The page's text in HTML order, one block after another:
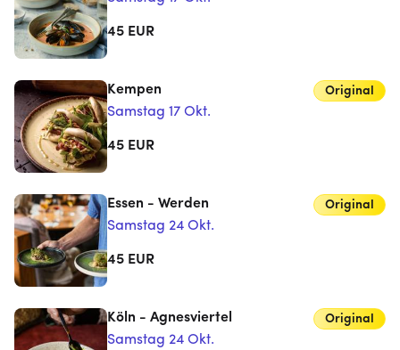
45 EUR
Kempen
Samstag 17 Okt.
Original
45 EUR
Essen - Werden
Samstag 24 Okt.
Original
45 EUR
Köln - Agnesviertel
Samstag 24 Okt.
Original